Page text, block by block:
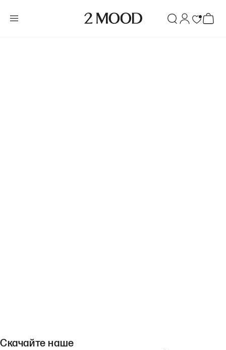
Скачайте наше